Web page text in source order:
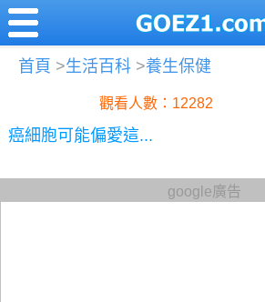
首頁 >生活百科 >養生保健
觀看人數：12282
癌細胞可能偏愛這...
google廣告